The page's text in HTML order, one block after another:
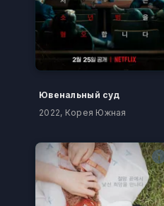
Ювенальный суд
2022, Корея Южная